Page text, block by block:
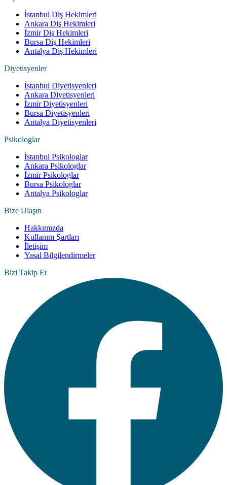
İstanbul Diş Hekimleri
Ankara Diş Hekimleri
İzmir Diş Hekimleri
Bursa Diş Hekimleri
Antalya Diş Hekimleri
Diyetisyenler
İstanbul Diyetisyenleri
Ankara Diyetisyenleri
İzmir Diyetisyenleri
Bursa Diyetisyenleri
Antalya Diyetisyenleri
Psikologlar
İstanbul Psikologlar
Ankara Psikologlar
İzmir Psikologlar
Bursa Psikologlar
Antalya Psikologlar
Bize Ulaşın
Hakkımızda
Kullanım Şartları
İletişim
Yasal Bilgilendirmeler
Bizi Takip Et